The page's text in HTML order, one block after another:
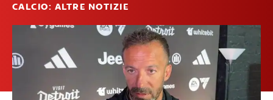
CALCIO: ALTRE NOTIZIE